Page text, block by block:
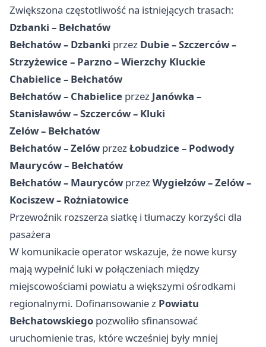
Zwiększona częstotliwość na istniejących trasach:
Dzbanki – Bełchatów
Bełchatów – Dzbanki przez Dubie – Szczerców –
Strzyżewice – Parzno – Wierzchy Kluckie
Chabielice – Bełchatów
Bełchatów – Chabielice przez Janówka –
Stanisławów – Szczerców – Kluki
Zelów – Bełchatów
Bełchatów – Zelów przezŁobudzice – Podwody
Mauryców – Bełchatów
Bełchatów – Mauryców przezWygiełzów – Zelów –
Kociszew – Rożniatowice
Przewoźnik rozszerza siatkę i tłumaczy korzyści dla
pasażera
W komunikacie operator wskazuje, że nowe kursy
mają wypełnić luki w połączeniach między
miejscowościami powiatu a większymi ośrodkami
regionalnymi. Dofinansowanie z Powiatu
Bełchatowskiego pozwoliło sfinansować
uruchomienie tras, które wcześniej były mniej